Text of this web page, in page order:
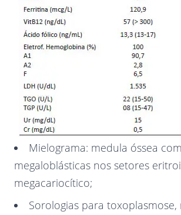
Mielograma: medula óssea
megaloblásticas nos setores
megacariocítico;
Sorologias para toxoplasmose,